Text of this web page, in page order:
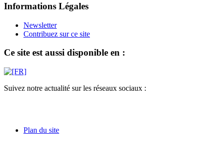
Informations Légales
Newsletter
Contribuez sur ce site
Ce site est aussi disponible en :
Suivez notre actualité sur les réseaux sociaux :
Plan du site